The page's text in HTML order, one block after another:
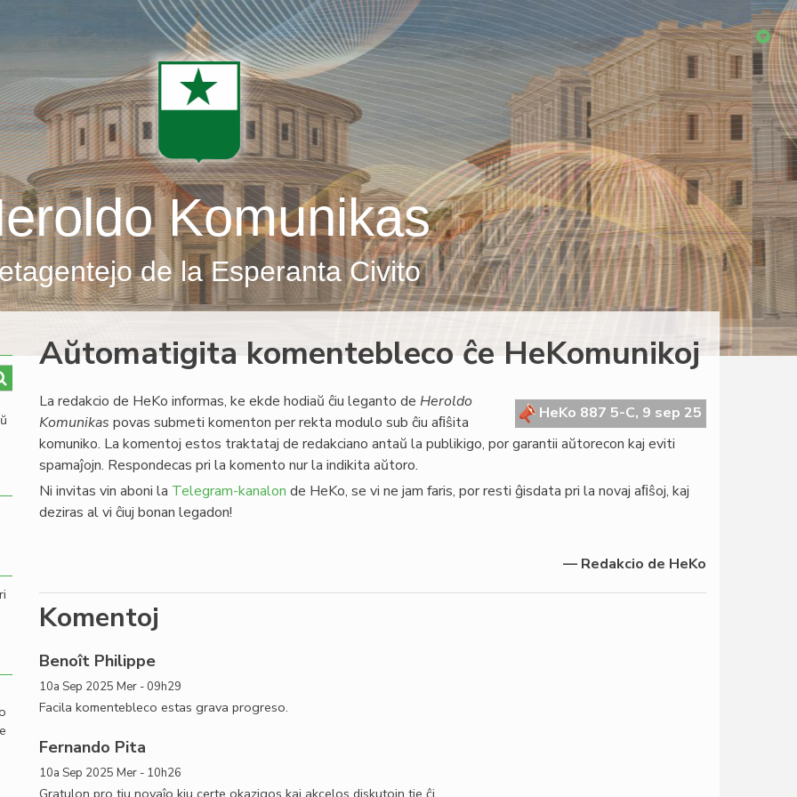
Komunikas
de la Esperanta Civito
Aŭtomatigita komentebleco ĉe HeKomunikoj
HeKo 887 5-C, 9 sep 25
La redakcio de HeKo informas, ke ekde hodiaŭ ĉiu leganto de Heroldo
Komunikas povas submeti komenton per rekta modulo sub ĉiu aﬁŝita
komuniko. La komentoj estos traktataj de redakciano antaŭ la publikigo, por garantii aŭtorecon kaj eviti
spamaĵojn. Respondecas pri la komento nur la indikita aŭtoro.
Ni invitas vin aboni la Telegram-kanalon de HeKo, se vi ne jam faris, por resti ĝisdata pri la novaj aﬁŝoj, kaj
deziras al vi ĉiuj bonan legadon!
— Redakcio de HeKo
Komentoj
Benoît Philippe
10a Sep 2025 Mer - 09h29
Facila komentebleco estas grava progreso.
Fernando Pita
10a Sep 2025 Mer - 10h26
Gratulon pro tiu novaĵo kiu certe okazigos kaj akcelos diskutojn tie ĉi.